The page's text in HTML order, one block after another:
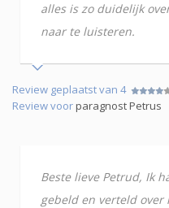
alles is zo duidelijk
naar te luisteren.
Review geplaatst van 4
Review voorparagnost Petrus
Beste lieve Petrud, Ik
gebeld en verteld